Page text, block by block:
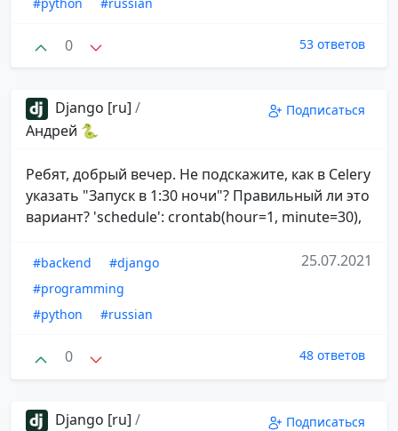
0 53 ответов
Django [ru] /
Андрей 🐍
Подписаться
Ребят, добрый вечер. Не подскажите, как в Celery
указать "Запуск в 1:30 ночи"? Правильный ли это
вариант? 'schedule': crontab(hour=1, minute=30),
#backend
#django
#programming
#python
#russian
25.07.2021
0 48 ответов
Django [ru] /
Подписаться